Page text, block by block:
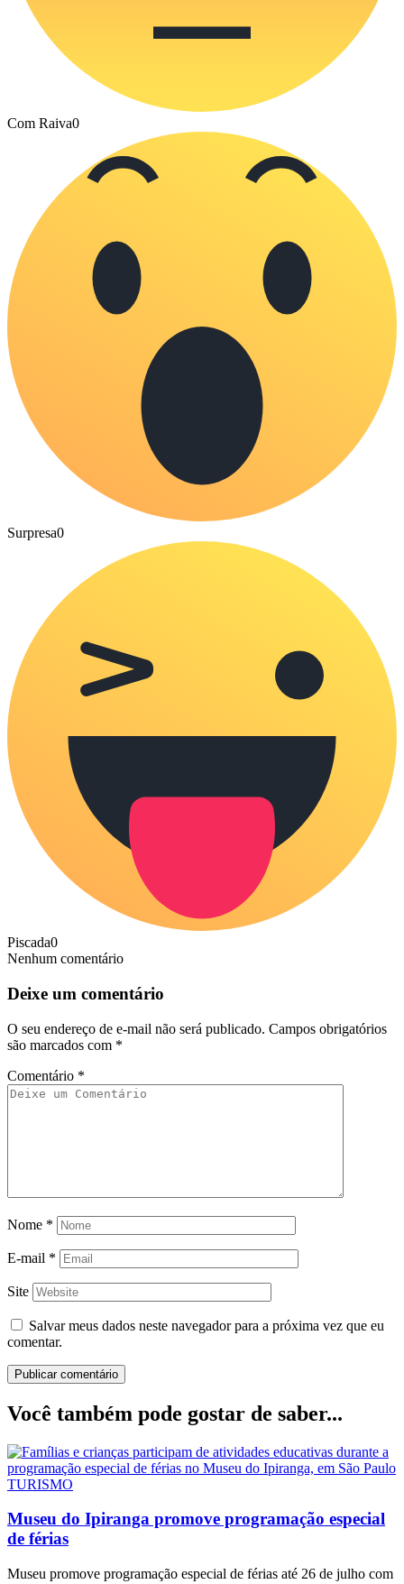
Com Raiva0
Surpresa0
Piscada0
Nenhum comentário
Deixe um comentário
O seu endereço de e-mail não será publicado. Campos obrigatórios
são marcados com *
Comentário *
Nome *
E-mail *
Site
Salvar meus dados neste navegador para a próxima vez que eu
comentar.
Você também pode gostar de saber...
TURISMO
Museu do Ipiranga promove programação especial
de férias
Museu promove programação especial de férias até 26 de julho com